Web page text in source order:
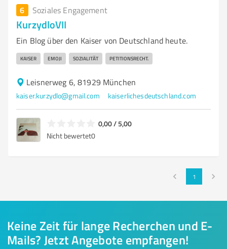
6 Soziales Engagement
KurzydloVII
Ein Blog über den Kaiser von Deutschland heute.
KAISER EMOJI SOZIALITÄT PETITIONSRECHT.
Leisnerweg 6, 81929 München
kaiser.kurzydlo@gmail.com kaiserlichesdeutschland.com
0,00 / 5,00
Nicht bewertet0
1
Keine Zeit für lange Recherchen und E-
Mails? Jetzt Angebote empfangen!